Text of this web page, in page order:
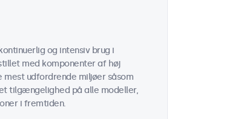
og intensiv brug i
med komponenter af høj
mest udfordrende miljøer såsom
tilgængelighed på alle modeller,
i fremtiden.